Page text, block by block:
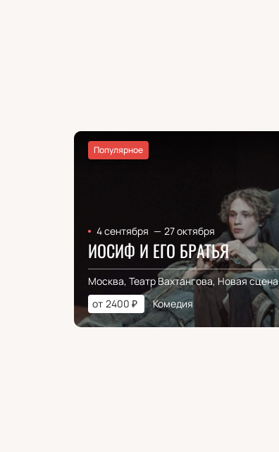
Популярное
4 сентября — 27 октября
ИОСИФ И ЕГО БРАТЬЯ
Москва, Театр Вахтангова, Новая сцена
от 2400 ₽ Комедия